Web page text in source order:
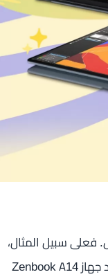
فعلى سبيل المثال،
سبق أن طُرح جهاز Vivobook S16 (S3607) بمعالج Snapdragon X ثماني النواة ذاته. كما اعتمد جهاز Zenbook A14